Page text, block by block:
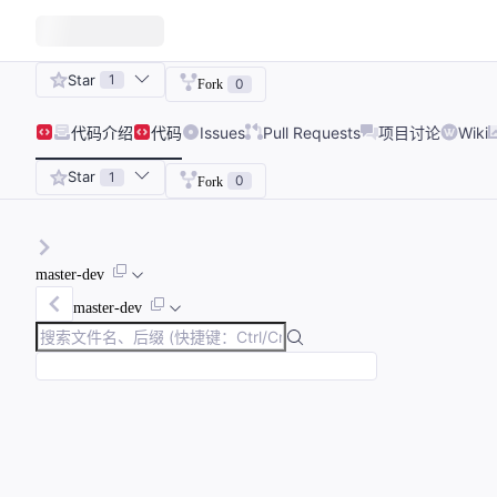
Star 1 Fork 0
代码介绍 代码 Issues Pull Requests 项目讨论 Wiki
Star 1 Fork 0
master-dev
master-dev